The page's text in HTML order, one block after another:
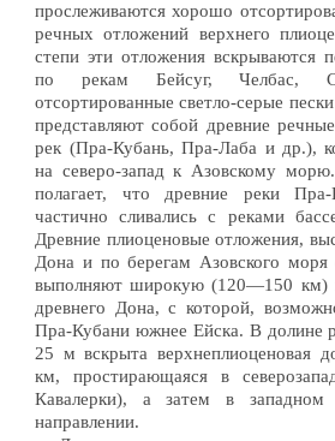
прослеживаются хорошо
речных отложений верхнего
степи эти отложения вскрываются
по рекам Бейсуг, Челбас,
отсортированные светло-серые
представляют собой древние
рек (Пра-Кубань, Пра-Лаба и др.),
на северо-запад к Азовскому
полагает, что древние реки
частично сливались с реками
Древние плиоценовые отложения,
Дона и по берегам Азовского моря
выполняют широкую (120—150 км)
древнего Дона, с которой,
Пра-Кубани южнее Ейска. В долине
25 м вскрыта верхнеплиоценовая
км, простирающаяся в
Кавалерки), а затем в западном
направлении.